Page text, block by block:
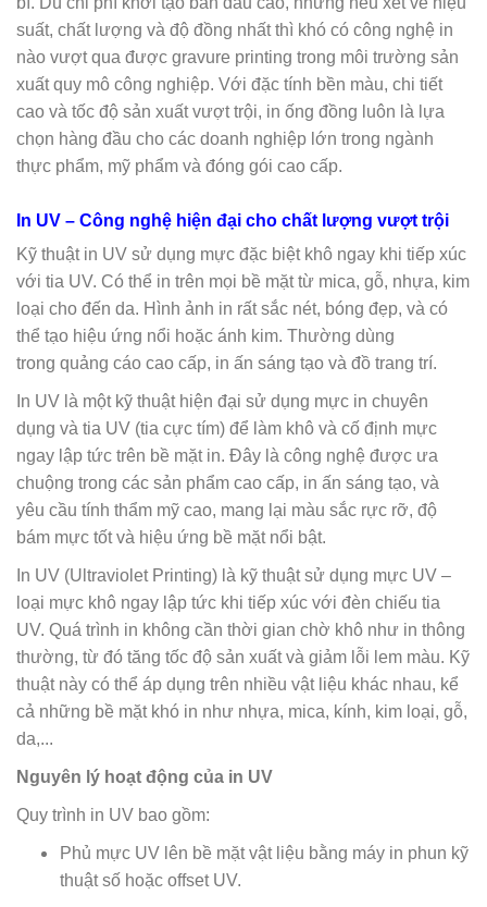
suất, chất lượng và độ đồng nhất thì khó có công nghệ in
nào vượt qua được gravure printing trong môi trường sản
xuất quy mô công nghiệp. Với đặc tính bền màu, chi tiết
cao và tốc độ sản xuất vượt trội, in ống đồng luôn là lựa
chọn hàng đầu cho các doanh nghiệp lớn trong ngành
thực phẩm, mỹ phẩm và đóng gói cao cấp.
In UV – Công nghệ hiện đại cho chất lượng vượt trội
Kỹ thuật in UV sử dụng mực đặc biệt khô ngay khi tiếp xúc
với tia UV. Có thể in trên mọi bề mặt từ mica, gỗ, nhựa, kim
loại cho đến da. Hình ảnh in rất sắc nét, bóng đẹp, và có
thể tạo hiệu ứng nổi hoặc ánh kim. Thường dùng
trong quảng cáo cao cấp, in ấn sáng tạo và đồ trang trí.
In UV là một kỹ thuật hiện đại sử dụng mực in chuyên
dụng và tia UV (tia cực tím) để làm khô và cố định mực
ngay lập tức trên bề mặt in. Đây là công nghệ được ưa
chuộng trong các sản phẩm cao cấp, in ấn sáng tạo, và
yêu cầu tính thẩm mỹ cao, mang lại màu sắc rực rỡ, độ
bám mực tốt và hiệu ứng bề mặt nổi bật.
In UV (Ultraviolet Printing) là kỹ thuật sử dụng mực UV –
loại mực khô ngay lập tức khi tiếp xúc với đèn chiếu tia
UV. Quá trình in không cần thời gian chờ khô như in thông
thường, từ đó tăng tốc độ sản xuất và giảm lỗi lem màu. Kỹ
thuật này có thể áp dụng trên nhiều vật liệu khác nhau, kể
cả những bề mặt khó in như nhựa, mica, kính, kim loại, gỗ,
da,...
Nguyên lý hoạt động của in UV
Quy trình in UV bao gồm:
Phủ mực UV lên bề mặt vật liệu bằng máy in phun kỹ
thuật số hoặc offset UV.